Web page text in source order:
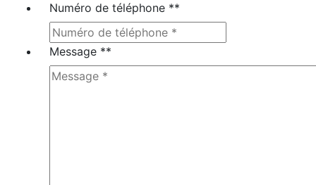
Numéro de téléphone **
Message **